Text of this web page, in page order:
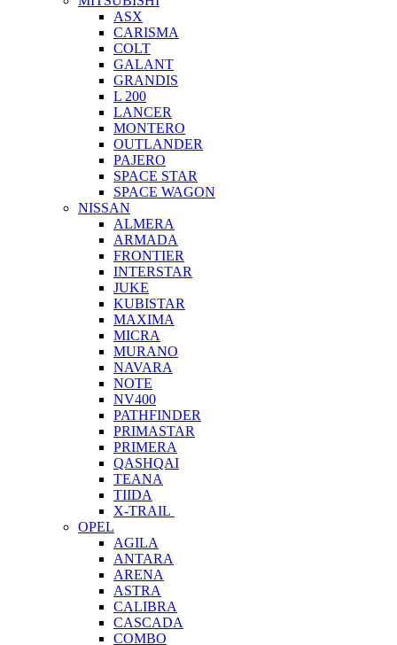
ASX
CARISMA
COLT
GALANT
GRANDIS
L 200
LANCER
MONTERO
OUTLANDER
PAJERO
SPACE STAR
SPACE WAGON
NISSAN
ALMERA
ARMADA
FRONTIER
INTERSTAR
JUKE
KUBISTAR
MAXIMA
MICRA
MURANO
NAVARA
NOTE
NV400
PATHFINDER
PRIMASTAR
PRIMERA
QASHQAI
TEANA
TIIDA
X-TRAIL
OPEL
AGILA
ANTARA
ARENA
ASTRA
CALIBRA
CASCADA
COMBO